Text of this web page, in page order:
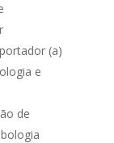
(a)
e
de